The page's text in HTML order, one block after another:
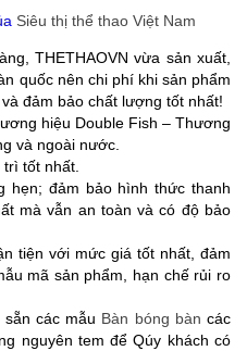
Siêu thị thể thao Việt Nam
THETHAOVN vừa sản xuất,
quốc nên chi phí khi sản phẩm
đảm bảo chất lượng tốt nhất!
hiệu Double Fish – Thương
và ngoài nước.
tốt nhất.
hẹn; đảm bảo hình thức thanh
mà vẫn an toàn và có độ bảo
tiện với mức giá tốt nhất, đảm
mã sản phẩm, hạn chế rủi ro
các mẫu Bàn bóng bàncác
nguyên tem để Qúy khách có